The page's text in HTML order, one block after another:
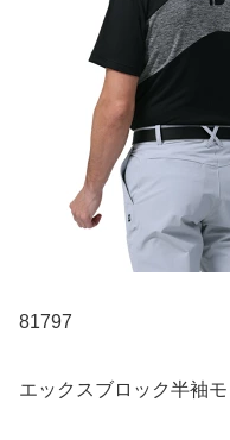
81797
エックスブロック半袖